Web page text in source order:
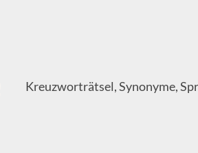
Kreuzworträtsel, Synonyme,